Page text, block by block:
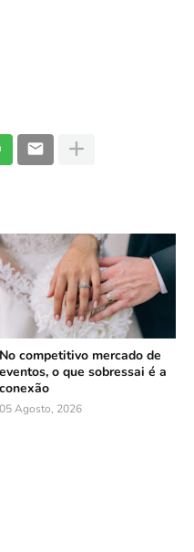
No competitivo mercado de
eventos, o que sobressai é a
conexão
05 Agosto, 2026